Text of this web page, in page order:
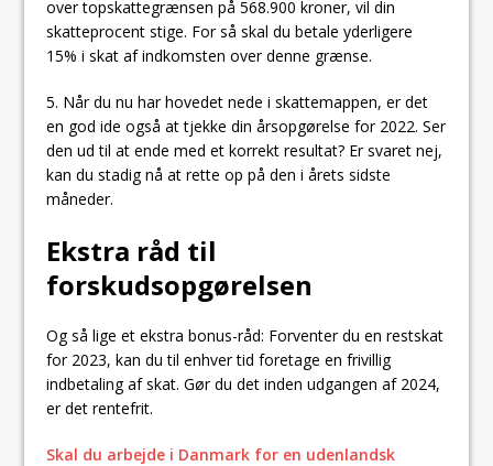
over topskattegrænsen på 568.900 kroner, vil din
skatteprocent stige. For så skal du betale yderligere
15% i skat af indkomsten over denne grænse.
5. Når du nu har hovedet nede i skattemappen, er det
en god ide også at tjekke din årsopgørelse for 2022. Ser
den ud til at ende med et korrekt resultat? Er svaret nej,
kan du stadig nå at rette op på den i årets sidste
måneder.
Ekstra råd til
forskudsopgørelsen
Og så lige et ekstra bonus-råd: Forventer du en restskat
for 2023, kan du til enhver tid foretage en frivillig
indbetaling af skat. Gør du det inden udgangen af 2024,
er det rentefrit.
Skal du arbejde i Danmark for en udenlandsk